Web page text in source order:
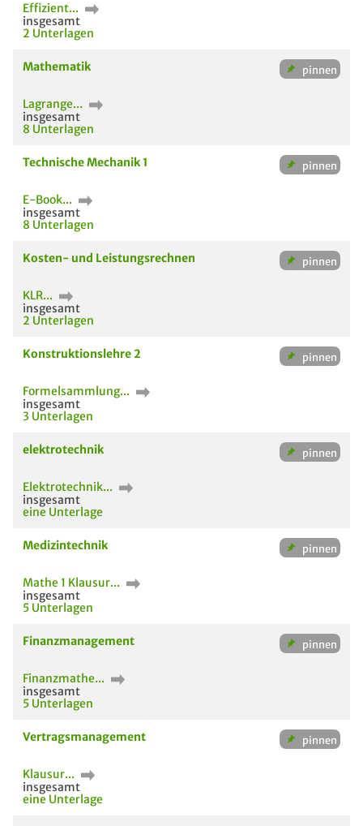
Effizient...
insgesamt
2 Unterlagen
Mathematik
Lagrange...
insgesamt
8 Unterlagen
Technische Mechanik 1
E-Book...
insgesamt
8 Unterlagen
Kosten- und Leistungsrechnen
KLR...
insgesamt
2 Unterlagen
Konstruktionslehre 2
Formelsammlung...
insgesamt
3 Unterlagen
elektrotechnik
Elektrotechnik...
insgesamt
eine Unterlage
Medizintechnik
Mathe 1 Klausur...
insgesamt
5 Unterlagen
Finanzmanagement
Finanzmathe...
insgesamt
5 Unterlagen
Vertragsmanagement
Klausur...
insgesamt
eine Unterlage